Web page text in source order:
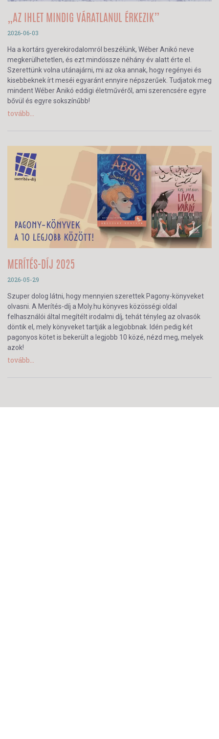
„AZ IHLET MINDIG VÁRATLANUL ÉRKEZIK”
2026-06-03
Ha a kortárs gyerekirodalomról beszélünk, Wéber Anikó neve
megkerülhetetlen, és ezt mindössze néhány év alatt érte el.
Szerettünk volna utánajárni, mi az oka annak, hogy regényei és
kisebbeknek írt meséi egyaránt ennyire népszerűek. Tudjatok meg
mindent Wéber Anikó eddigi életművéről, ami szerencsére egyre
bővül és egyre sokszínűbb!
tovább...
MERÍTÉS-DÍJ 2025
2026-05-29
Szuper dolog látni, hogy mennyien szerettek Pagony-könyveket
olvasni. A Merítés-díj a Moly.hu könyves közösségi oldal
felhasználói által megítélt irodalmi díj, tehát tényleg az olvasók
döntik el, mely könyveket tartják a legjobbnak. Idén pedig két
pagonyos kötet is bekerült a legjobb 10 közé, nézd meg, melyek
azok!
tovább...